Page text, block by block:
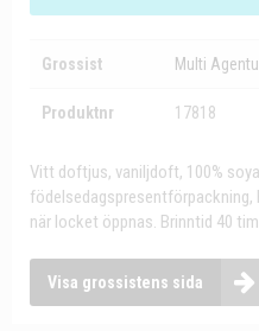
Grossist Multi
Produktnr 17818
Vitt doftjus, vaniljdoft, 100%
födelsedagspresentförpackning,
när locket öppnas. Brinntid 40
Visa grossistens sida